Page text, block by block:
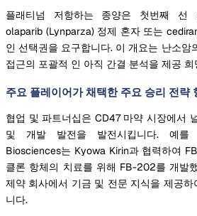
플래티넘 저항하는 종양은 첫번째 선
olaparib (Lynparza) 정제 혼자 또는
인 선택권을 요구합니다. 이 개요는 난소암
접근의 포괄적 인 아직 간결 분석을 제공 희
주요 플레이어가 채택한 주요 승리 전략
협업 및 파트너십은 CD47 마약 시장에서
및 개발 발전을 발전시킵니다. 예
Biosciences는 Kyowa Kirin과 협력하여
클론 항체의 치료를 위해 FB-202를 개발
제약 회사에서 기금 및 전문 지식을 제공
니다.